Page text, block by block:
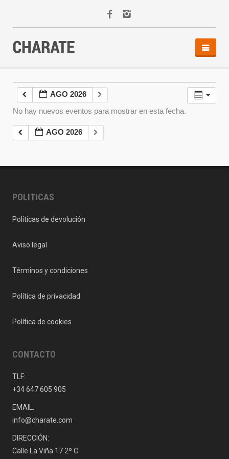
AGENDA
ACTIVIDADES
ALQUILER
EQUIPO
AGO 2026
No hay nuevos eventos para mostrar en esta fecha.
AGO 2026
POLITICAS
Políticas de devolución
Aviso legal
Términos y condiciones
Política de privacidad
Política de cookies
CONTACTO
TLF:
+34 647 605 905
EMAIL:
info@charate.com
DIRECCIÓN:
Calle La Viña 17 2º C